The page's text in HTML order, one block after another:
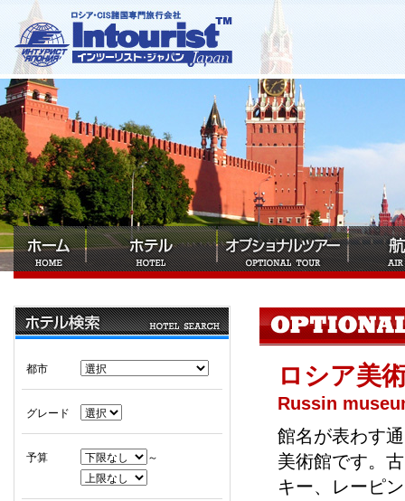
ロシア美
Russin
館名が表わす
美術館です。
キー、レーピ
都市
グレード
予算 ～